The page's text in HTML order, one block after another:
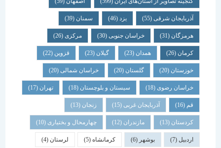
آذربایجان شرقی(55) یزد سمنان (39)
هرمزگان(31) خراسان جنوبی(30) مرکزی (26)
همدان گیلان قزوین
خوزستان(20) گلستان (20) خراسان شمالی(20)
خراسان رضوی(18) سیستان و بلوچستان(18) تهران
آذربایجان غربی(15) زنجان
کردستان(13) مازندران(12) چهارمحال و بختیاری (10)
بوشهر کرمانشاه(5) لرستان (4)